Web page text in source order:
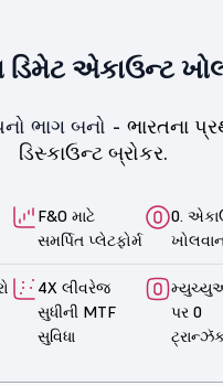
એકાઉન્ટ
ભાગ બનો - ભારતના
ડિસ્કાઉન્ટ બ્રોકર.
F&O માટે
સમર્પિત પ્લેટફોર્મ
0.
4X લીવરેજ
સુધીની MTF
સુવિધા
પર 0